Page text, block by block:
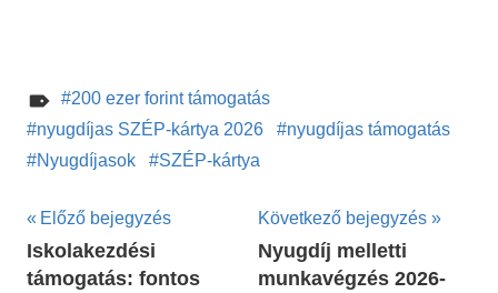
200 ezer forint támogatás
nyugdíjas SZÉP-kártya 2026
nyugdíjas támogatás
Nyugdíjasok
SZÉP-kártya
Bejegyzés
navigáció
Előző bejegyzés
Iskolakezdési
támogatás: fontos
Következő bejegyzés
Nyugdíj melletti
munkavégzés 2026-